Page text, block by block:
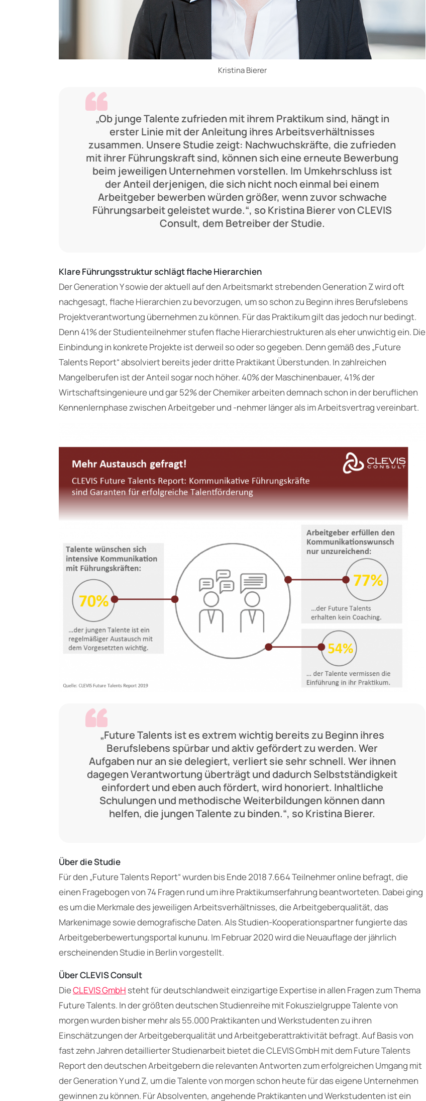
Kristina Bierer
„Ob junge Talente zufrieden mit ihrem Praktikum sind, hängt in
erster Linie mit der Anleitung ihres Arbeitsverhältnisses
zusammen. Unsere Studie zeigt: Nachwuchskräfte, die zufrieden
mit ihrer Führungskraft sind, können sich eine erneute Bewerbung
beim jeweiligen Unternehmen vorstellen. Im Umkehrschluss ist
der Anteil derjenigen, die sich nicht noch einmal bei einem
Arbeitgeber bewerben würden größer, wenn zuvor schwache
Führungsarbeit geleistet wurde.“, so Kristina Bierer von CLEVIS
Consult, dem Betreiber der Studie.
Klare Führungsstruktur schlägt flache Hierarchien
Der Generation Y sowie der aktuell auf den Arbeitsmarkt strebenden Generation Z wird oft
nachgesagt, flache Hierarchien zu bevorzugen, um so schon zu Beginn ihres Berufslebens
Projektverantwortung übernehmen zu können. Für das Praktikum gilt das jedoch nur bedingt.
Denn 41% der Studienteilnehmer stufen flache Hierarchiestrukturen als eher unwichtig ein. Die
Einbindung in konkrete Projekte ist derweil so oder so gegeben. Denn gemäß des „Future
Talents Report“ absolviert bereits jeder dritte Praktikant Überstunden. In zahlreichen
Mangelberufen ist der Anteil sogar noch höher. 40% der Maschinenbauer, 41% der
Wirtschaftsingenieure und gar 52% der Chemiker arbeiten demnach schon in der beruflichen
Kennenlernphase zwischen Arbeitgeber und -nehmer länger als im Arbeitsvertrag vereinbart.
„Future Talents ist es extrem wichtig bereits zu Beginn ihres
Berufslebens spürbar und aktiv gefördert zu werden. Wer
Aufgaben nur an sie delegiert, verliert sie sehr schnell. Wer ihnen
dagegen Verantwortung überträgt und dadurch Selbstständigkeit
einfordert und eben auch fördert, wird honoriert. Inhaltliche
Schulungen und methodische Weiterbildungen können dann
helfen, die jungen Talente zu binden.“, so Kristina Bierer.
Über die Studie
Für den „Future Talents Report“ wurden bis Ende 2018 7.664 Teilnehmer online befragt, die
einen Fragebogen von 74 Fragen rund um ihre Praktikumserfahrung beantworteten. Dabei ging
es um die Merkmale des jeweiligen Arbeitsverhältnisses, die Arbeitgeberqualität, das
Markenimage sowie demografische Daten. Als Studien-Kooperationspartner fungierte das
Arbeitgeberbewertungsportal kununu. Im Februar 2020 wird die Neuauflage der jährlich
erscheinenden Studie in Berlin vorgestellt.
Über CLEVIS Consult
DieCLEVIS GmbH steht für deutschlandweit einzigartige Expertise in allen Fragen zum Thema
Future Talents. In der größten deutschen Studienreihe mit Fokuszielgruppe Talente von
morgen wurden bisher mehr als 55.000 Praktikanten und Werkstudenten zu ihren
Einschätzungen der Arbeitgeberqualität und Arbeitgeberattraktivität befragt. Auf Basis von
fast zehn Jahren detaillierter Studienarbeit bietet die CLEVIS GmbH mit dem Future Talents
Report den deutschen Arbeitgebern die relevanten Antworten zum erfolgreichen Umgang mit
der Generation Y und Z, um die Talente von morgen schon heute für das eigene Unternehmen
gewinnen zu können. Für Absolventen, angehende Praktikanten und Werkstudenten ist ein